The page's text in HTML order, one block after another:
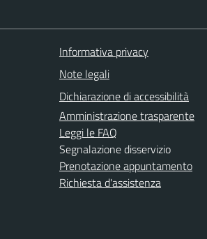
Informativa privacy
Note legali
Dichiarazione di accessibilità
Amministrazione trasparente
Leggi le FAQ
Segnalazione disservizio
Prenotazione appuntamento
Richiesta d'assistenza